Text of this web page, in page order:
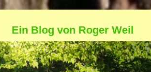
Ein Blog von Roger Weil